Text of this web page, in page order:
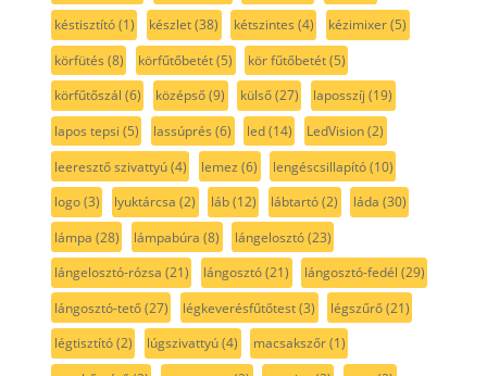
késtisztító(1) készlet(38) kétszintes (4) kézimixer(5)
körfütés (8) körfűtőbetét(5) kör fűtőbetét(5)
körfűtőszál (6) középső(9) külső(27) laposszíj (19)
lapos tepsi (5) lassúprés (6) led(14) LedVision(2)
leeresztő szivattyú(4) lemez (6) lengéscsillapító(10)
logo(3) lyuktárcsa (2) láb(12) lábtartó(2) láda (30)
lámpa (28) lámpabúra (8) lángelosztó(23)
lángelosztó-rózsa (21) lángosztó(21) lángosztó-fedél (29)
lángosztó-tető(27) légkeverésfűtőtest(3) légszűrő(21)
légtisztító(2) lúgszivattyú(4) macsakszőr(1)